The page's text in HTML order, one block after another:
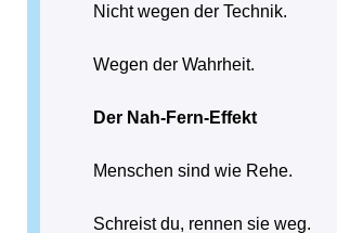
Nicht wegen der Technik.
Wegen der Wahrheit.
Der Nah-Fern-Effekt
Menschen sind wie Rehe.
Schreist du, rennen sie weg.